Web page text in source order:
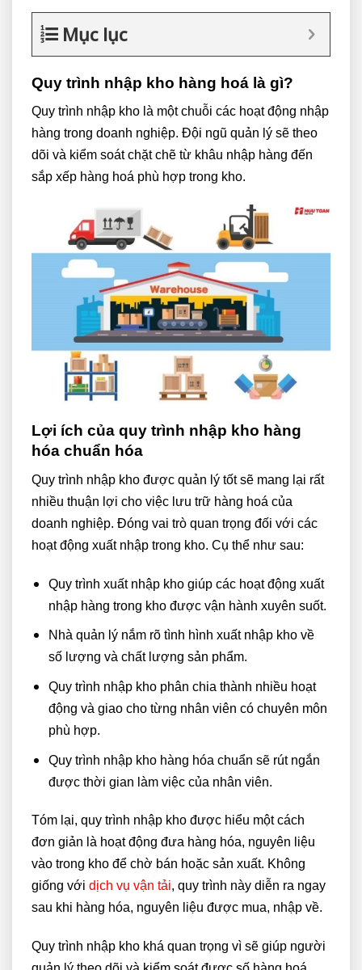
Mục lục
Quy trình nhập kho hàng hoá là gì?
Quy trình nhập kho là một chuỗi các hoạt động nhập
hàng trong doanh nghiệp. Đội ngũ quản lý sẽ theo
dõi và kiểm soát chặt chẽ từ khâu nhập hàng đến
sắp xếp hàng hoá phù hợp trong kho.
Lợi ích của quy trình nhập kho hàng
hóa chuẩn hóa
Quy trình nhập kho được quản lý tốt sẽ mang lại rất
nhiều thuận lợi cho việc lưu trữ hàng hoá của
doanh nghiệp. Đóng vai trò quan trọng đối với các
hoạt động xuất nhập trong kho. Cụ thể như sau:
Quy trình xuất nhập kho giúp các hoạt động xuất
nhập hàng trong kho được vận hành xuyên suốt.
Nhà quản lý nắm rõ tình hình xuất nhập kho về
số lượng và chất lượng sản phẩm.
Quy trình nhập kho phân chia thành nhiều hoạt
động và giao cho từng nhân viên có chuyên môn
phù hợp.
Quy trình nhập kho hàng hóa chuẩn sẽ rút ngắn
được thời gian làm việc của nhân viên.
Tóm lại, quy trình nhập kho được hiểu một cách
đơn giản là hoạt động đưa hàng hóa, nguyên liệu
vào trong kho để chờ bán hoặc sản xuất. Không
giống với dịch vụ vận tải, quy trình này diễn ra ngay
sau khi hàng hóa, nguyên liệu được mua, nhập về.
Quy trình nhập kho khá quan trọng vì sẽ giúp người